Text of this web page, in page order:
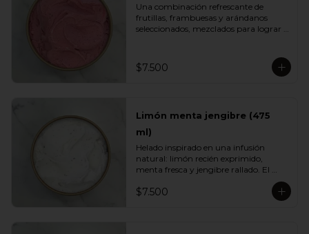
Una combinación refrescante de
frutillas, frambuesas y arándanos
seleccionados, mezclados para lograr
textura ligera lo convierten en un
helado fresco, aromático y perfecto
$7.500
Limón menta jengibre (475
ml)
Helado inspirado en una infusión
natural: limón recién exprimido,
menta fresca y jengibre rallado. El
refrescante y ligeramente especiado,
$7.500